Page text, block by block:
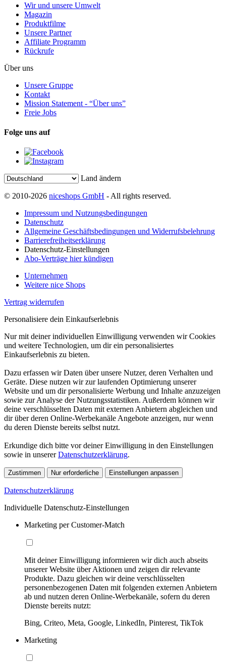
Wir und unsere Umwelt
Magazin
Produktfilme
Unsere Partner
Affiliate Programm
Rückrufe
Über uns
Unsere Gruppe
Kontakt
Mission Statement - “Über uns”
Freie Jobs
Folge uns auf
Land ändern
© 2010-2026 niceshops GmbH - All rights reserved.
Impressum und Nutzungsbedingungen
Datenschutz
Allgemeine Geschäftsbedingungen und Widerrufsbelehrung
Barrierefreiheitserklärung
Datenschutz-Einstellungen
Abo-Verträge hier kündigen
Unternehmen
Weitere nice Shops
Vertrag widerrufen
Personalisiere dein Einkaufserlebnis
Nur mit deiner individuellen Einwilligung verwenden wir Cookies
und weitere Technologien, um dir ein personalisiertes
Einkaufserlebnis zu bieten.
Dazu erfassen wir Daten über unsere Nutzer, deren Verhalten und
Geräte. Diese nutzen wir zur laufenden Optimierung unserer
Website und um dir personalisierte Werbung und Inhalte anzuzeigen
sowie zur Analyse der Nutzungsstatistiken. Außerdem können wir
deine verschlüsselten Daten mit externen Anbietern abgleichen und
dir über deren Online-Werbekanäle Angebote anzeigen, nur wenn
du deren Dienste bereits selbst nutzt.
Erkundige dich bitte vor deiner Einwilligung in den Einstellungen
sowie in unsererDatenschutzerklärung.
Zustimmen Nur erforderliche Einstellungen anpassen
Datenschutzerklärung
Individuelle Datenschutz-Einstellungen
Marketing per Customer-Match
Mit deiner Einwilligung informieren wir dich auch abseits
unserer Website über Aktionen und zeigen dir relevante
Produkte. Dazu gleichen wir deine verschlüsselten
personenbezogenen Daten mit folgenden externen Anbietern
ab und nutzen deren Online-Werbekanäle, sofern du deren
Dienste bereits nutzt:
Bing, Criteo, Meta, Google, LinkedIn, Pinterest, TikTok
Marketing